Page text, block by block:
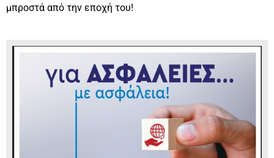
μπροστά από την εποχή του!